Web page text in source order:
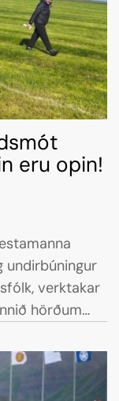
eru opin!
undirbúningur
verktakar
hörðum
á svæðið.